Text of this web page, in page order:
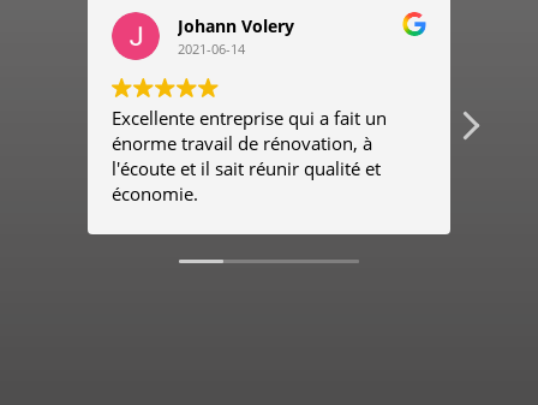
Johann Volery
2021-06-14
Excellente entreprise qui a fait un
énorme travail de rénovation, à
l'écoute et il sait réunir qualité et
économie.